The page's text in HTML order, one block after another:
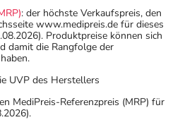
: der höchste Verkaufspreis, den
www.medipreis.de für dieses
Produktpreise können sich
damit die Rangfolge der
UVP des Herstellers
MediPreis-Referenzpreis (MRP) für